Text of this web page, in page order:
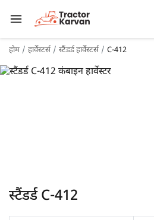
होम हार्वेस्टर्स स्टैंडर्ड हार्वेस्टर्स C-412
स्टैंडर्ड C-412